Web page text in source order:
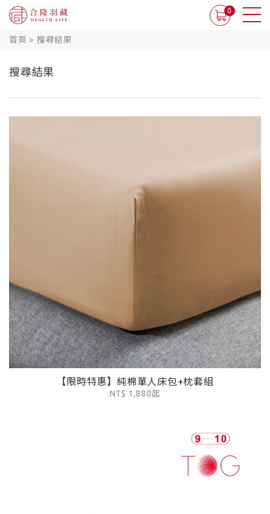
0
首頁 > 搜尋結果
搜尋結果
【限時特惠】純棉單人床包+枕套組
NT$ 1,880起